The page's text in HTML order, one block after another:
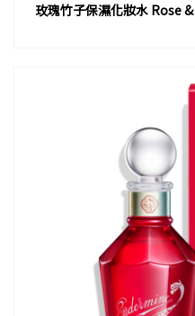
玫瑰竹子保濕化妝水